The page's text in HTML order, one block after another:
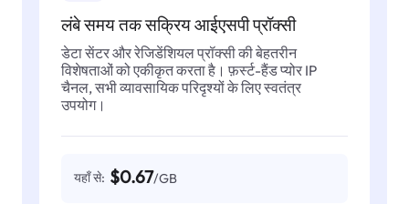
लंबे समय तक सक्रिय आईएसपी प्रॉक्सी
डेटा सेंटर और रेजिडेंशियल प्रॉक्सी की बेहतरीन
विशेषताओं को एकीकृत करता है। फ़र्स्ट-हैंड प्योर IP
चैनल, सभी व्यावसायिक परिदृश्यों के लिए स्वतंत्र
उपयोग।
यहाँ से: $0.67/GB